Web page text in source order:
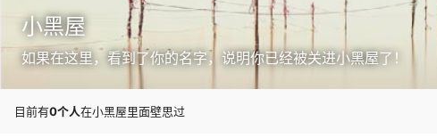
小黑屋
如果在这里，看到了你的名字，说明你已经被关进小黑屋了！
目前有0个人在小黑屋里面壁思过